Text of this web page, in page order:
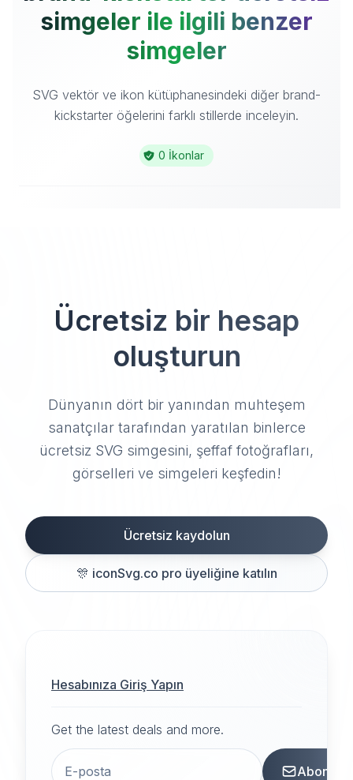
simgeler ile ilgili benzer
simgeler
SVG vektör ve ikon kütüphanesindeki diğer brand-
kickstarter öğelerini farklı stillerde inceleyin.
0 İkonlar
Ücretsiz bir hesap
oluşturun
Dünyanın dört bir yanından muhteşem
sanatçılar tarafından yaratılan binlerce
ücretsiz SVG simgesini, şeffaf fotoğrafları,
görselleri ve simgeleri keşfedin!
Ücretsiz kaydolun
🎊 iconSvg.co pro üyeliğine katılın
Hesabınıza Giriş Yapın
Get the latest deals and more.
Abone